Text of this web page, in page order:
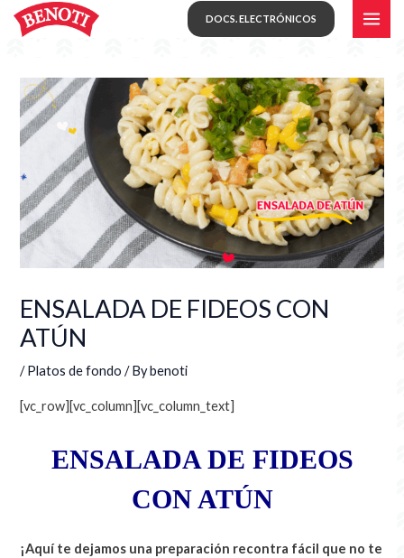
Skip
DOCS. ELECTRÓNICOS
ENSALADA DE FIDEOS CON
ATÚN
/Platos de fondo / Bybenoti
[vc_row][vc_column][vc_column_text]
ENSALADA DE FIDEOS
CON ATÚN
¡Aquí te dejamos una preparación recontra fácil que no te